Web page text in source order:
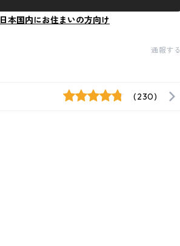
日本国内にお住まいの方向け
通報する
(230)